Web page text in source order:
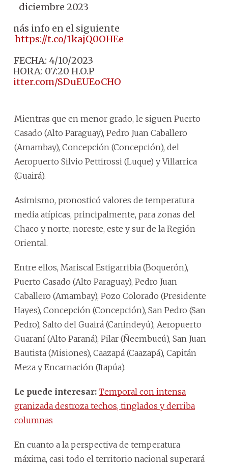
diciembre 2023
más info en el siguiente
https://t.co/1kajQ0OHEe
FECHA: 4/10/2023
HORA: 07:20 H.O.P
SDuEUEoCHO
Mientras que en menor grado, le siguen Puerto
Casado (Alto Paraguay), Pedro Juan Caballero
(Amambay), Concepción (Concepción), del
Aeropuerto Silvio Pettirossi (Luque) y Villarrica
(Guairá).
Asimismo, pronosticó valores de temperatura
media atípicas, principalmente, para zonas del
Chaco y norte, noreste, este y sur de la Región
Oriental.
Entre ellos, Mariscal Estigarribia (Boquerón),
Puerto Casado (Alto Paraguay), Pedro Juan
Caballero (Amambay), Pozo Colorado (Presidente
Hayes), Concepción (Concepción), San Pedro (San
Pedro), Salto del Guairá (Canindeyú), Aeropuerto
Guaraní (Alto Paraná), Pilar (Ñeembucú), San Juan
Bautista (Misiones), Caazapá (Caazapá), Capitán
Meza y Encarnación (Itapúa).
Le puede interesar: Temporal con intensa
granizada destroza techos, tinglados y derriba
columnas
En cuanto a la perspectiva de temperatura
máxima, casi todo el territorio nacional superará